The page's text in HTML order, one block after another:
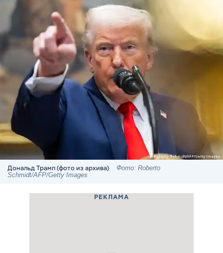
Дональд Трамп (фото из архива)
Фото: Roberto
Schmidt/AFP/Getty Images
РЕКЛАМА